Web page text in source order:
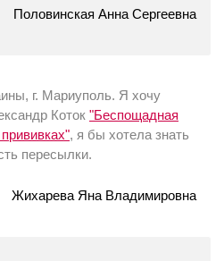
Половинская Анна Сергеевна
г. Мариуполь. Я хочу
Коток "Беспощадная
, я бы хотела знать
пересылки.
Жихарева Яна Владимировна